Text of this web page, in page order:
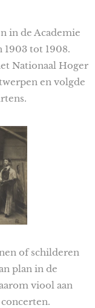
in de Academie
1903 tot 1908.
Nationaal Hoger
en volgde
of schilderen
plan in de
viool aan